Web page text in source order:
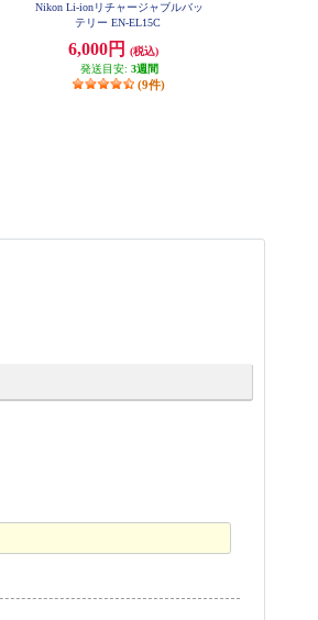
Nikon Li-ionリチャージャブルバッ
テリー EN-EL15C
6,000円
(税込)
発送目安: 3週間
(9件)